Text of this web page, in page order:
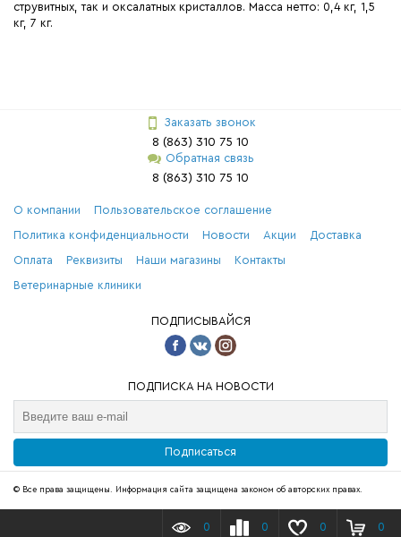
струвитных, так и оксалатных кристаллов. Масса нетто: 0,4 кг, 1,5
кг, 7 кг.
Заказать звонок
8 (863) 310 75 10
Обратная связь
8 (863) 310 75 10
О компании Пользовательское соглашение
Политика конфиденциальности Новости Акции Доставка
Оплата Реквизиты Наши магазины Контакты
Ветеринарные клиники
ПОДПИСЫВАЙСЯ
ПОДПИСКА НА НОВОСТИ
Подписаться
© Все права защищены. Информация сайта защищена законом об авторских правах.
0 0 0 0